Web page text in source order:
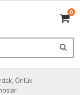
0
Önlük